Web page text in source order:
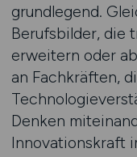
grundlegend.
Berufsbilder, die
erweitern oder
an Fachkräften,
Denken
Innovationskraft